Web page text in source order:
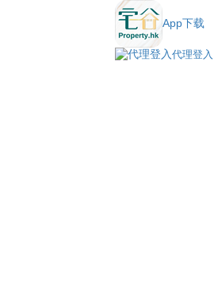
App下载
代理登入